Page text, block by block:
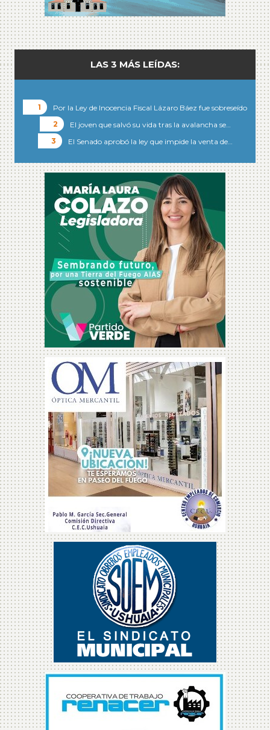
LAS 3 MÁS LEÍDAS:
Por la Ley de Inocencia Fiscal Lázaro Báez fue sobreseído
El joven que salvó su vida tras la avalancha se…
El Senado aprobó la ley que impide la venta de…